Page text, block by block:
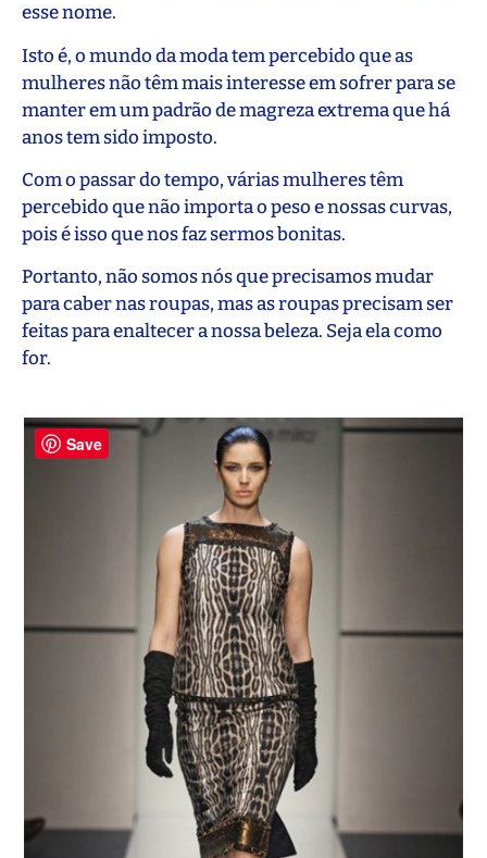
esse nome.
Isto é, o mundo da moda tem percebido que as
mulheres não têm mais interesse em sofrer para se
manter em um padrão de magreza extrema que há
anos tem sido imposto.
Com o passar do tempo, várias mulheres têm
percebido que não importa o peso e nossas curvas,
pois é isso que nos faz sermos bonitas.
Portanto, não somos nós que precisamos mudar
para caber nas roupas, mas as roupas precisam ser
feitas para enaltecer a nossa beleza. Seja ela como
for.
Save